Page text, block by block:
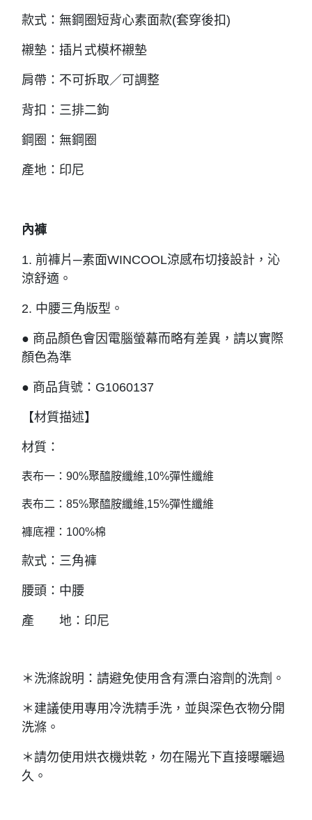
款式：無鋼圈短背心素面款(套穿後扣)
襯墊：插片式模杯襯墊
肩帶：不可拆取／可調整
背扣：三排二鉤
鋼圈：無鋼圈
產地：印尼
內褲
1. 前褲片─素面WINCOOL涼感布切接設計，沁
涼舒適。
2. 中腰三角版型。
● 商品顏色會因電腦螢幕而略有差異，請以實際
顏色為準
● 商品貨號：G1060137
【材質描述】
材質：
表布一 ： 90%聚醯胺纖維,10%彈性纖維
表布二 ： 85%聚醯胺纖維,15%彈性纖維
褲底裡 ： 100%棉
款式：三角褲
腰頭：中腰
產 地：印尼
＊洗滌說明：請避免使用含有漂白溶劑的洗劑。
＊ 建議使用專用冷洗精手洗，並與深色衣物分開
洗滌。
＊請勿使用烘衣機烘乾，勿在陽光下直接曝曬過
久。